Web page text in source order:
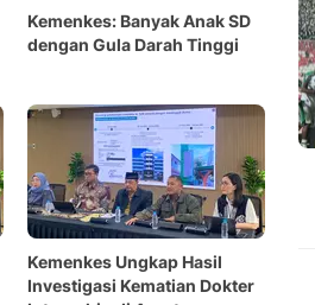
Kemenkes: Banyak Anak SD
dengan Gula Darah Tinggi
Kemenkes Ungkap Hasil
Investigasi Kematian Dokter